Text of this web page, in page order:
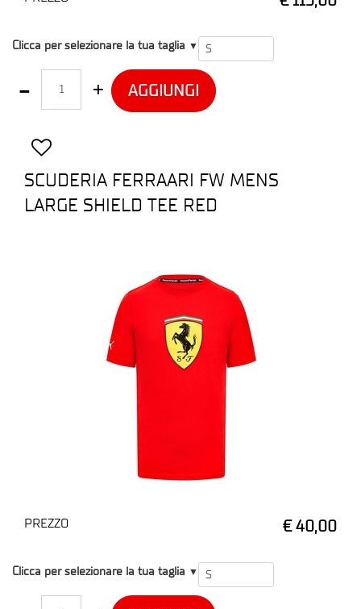
T1
Clicca per selezionare la tua taglia ▼
AGGIUNGI
SCUDERIA FERRAARI FW MENS
LARGE SHIELD TEE RED
PREZZO € 40,00
T1
Clicca per selezionare la tua taglia ▼